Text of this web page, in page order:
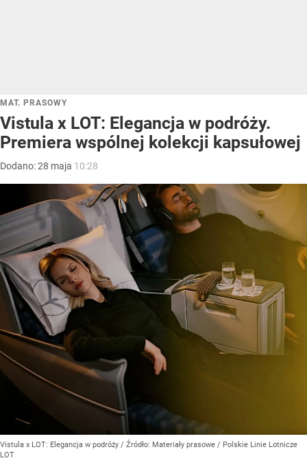
MAT. PRASOWY
Vistula x LOT: Elegancja w podróży.
Premiera wspólnej kolekcji kapsułowej
Dodano:28 maja 10:28
Vistula x LOT: Elegancja w podróży / Źródło: Materiały prasowe / Polskie Linie Lotnicze
LOT